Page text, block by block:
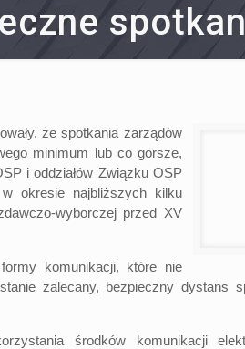
że spotkania zarządów
minimum lub co gorsze,
i oddziałów Związku OSP
okresie najbliższych kilku
wyborczej przed XV
komunikacji, które nie
zalecany, bezpieczny dystans
środków komunikacji